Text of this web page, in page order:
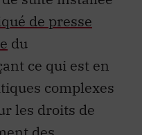
de presse
du
ce qui est en
complexes
les droits de
des